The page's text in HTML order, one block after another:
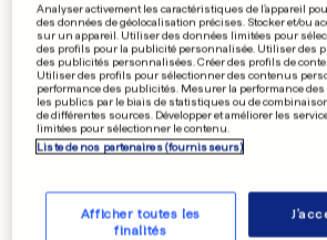
Analyser activement les caractéristiques de l’appareil
des données de géolocalisation précises. Stocker et/ou
sur un appareil. Utiliser des données limitées pour
des profils pour la publicité personnalisée. Utiliser des
des publicités personnalisées. Créer des profils de
Utiliser des profils pour sélectionner des contenus
performance des publicités. Mesurer la performance
les publics par le biais de statistiques ou de
de différentes sources. Développer et améliorer les
limitées pour sélectionner le contenu.
Liste de nos partenaires (fournisseurs)
Afficher toutes les
finalités